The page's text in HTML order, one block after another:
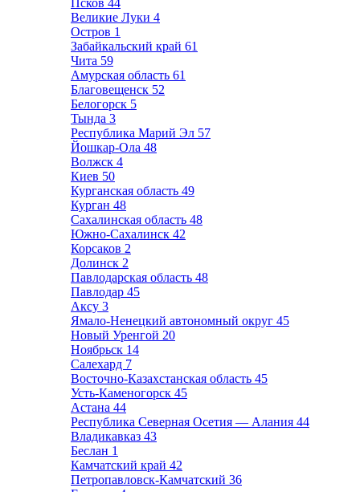
Псков 44
Великие Луки 4
Остров 1
Забайкальский край 61
Чита 59
Амурская область 61
Благовещенск 52
Белогорск 5
Тында 3
Республика Марий Эл 57
Йошкар-Ола 48
Волжск 4
Киев 50
Курганская область 49
Курган 48
Сахалинская область 48
Южно-Сахалинск 42
Корсаков 2
Долинск 2
Павлодарская область 48
Павлодар 45
Аксу 3
Ямало-Ненецкий автономный округ 45
Новый Уренгой 20
Ноябрьск 14
Салехард 7
Восточно-Казахстанская область 45
Усть-Каменогорск 45
Астана 44
Республика Северная Осетия — Алания 44
Владикавказ 43
Беслан 1
Камчатский край 42
Петропавловск-Камчатский 36